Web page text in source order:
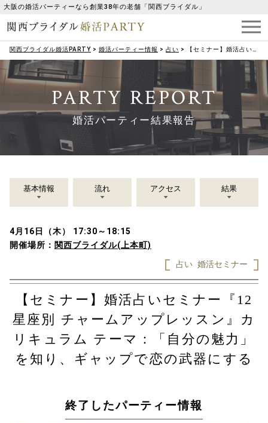
大阪の婚活パーティーなら創業38年の老舗「関西ブライダル」
関西ブライダル婚活PARTY > 婚活パーティー情報 > 占い > 【セミナー】婚活占いセミナー『12星座別 チャームアップレッスン』カリキュラム テーマ：「自分の魅力」を知り、ギャップで恋の武器にする
PARTY REPORT
婚活パーティー結果報告
基本情報 流れ アクセス 結果
4月16日（木） 17:30～18:15
開催場所： 関西ブライダル(上本町)
占い 婚活セミナー
【セミナー】婚活占いセミナー『12
星座別 チャームアップレッスン』カ
リキュラム テーマ：「自分の魅力」
を知り、ギャップで恋の武器にする
終了したパーティー情報